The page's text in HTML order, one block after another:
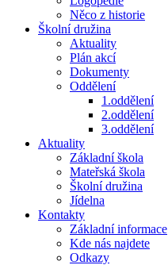
Něco z historie
Školní družina
Aktuality
Plán akcí
Dokumenty
Oddělení
1.oddělení
2.oddělení
3.oddělení
Aktuality
Základní škola
Mateřská škola
Školní družina
Jídelna
Kontakty
Základní informace
Kde nás najdete
Odkazy